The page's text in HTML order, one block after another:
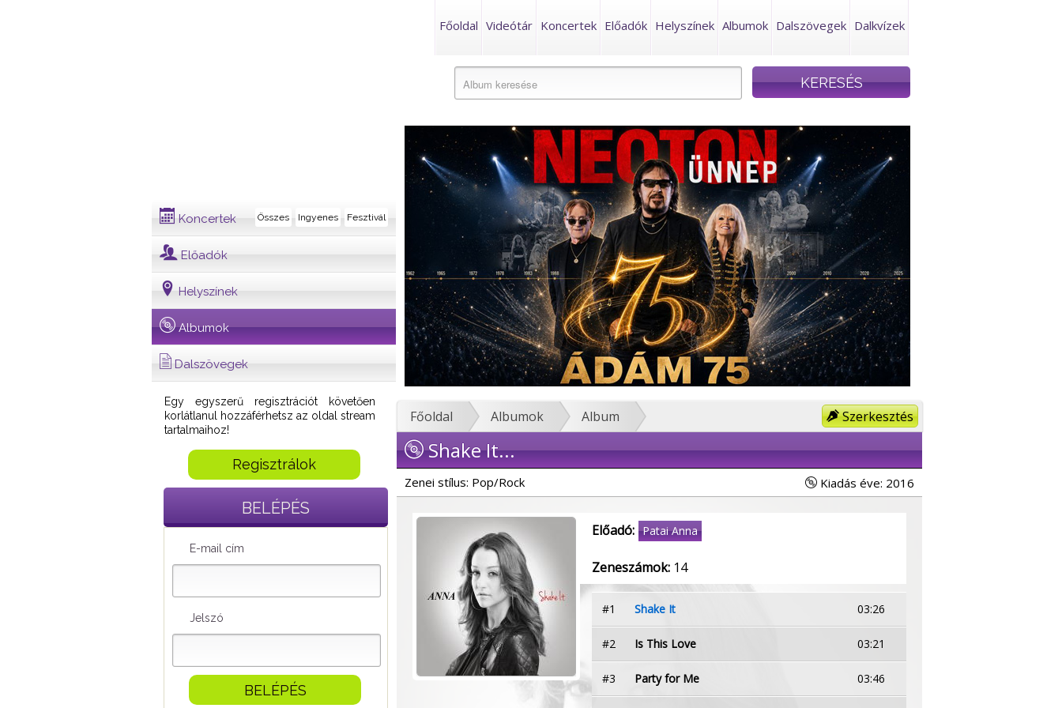
Főoldal Videótár Koncertek Előadók Helyszínek Albumok Dalszövegek Dalkvízek
Koncertek Fesztivál
Ingyenes
Összes
Előadók
Helyszínek
Albumok
Dalszövegek
Egy egyszerű regisztrációt követően
korlátlanul hozzáférhetsz az oldal stream
tartalmaihoz!
Regisztrálok
BELÉPÉS
E-mail cím
Jelszó
Szerkesztés
Főoldal Albumok Album
Shake It...
Zenei stílus: Pop/Rock Kiadás éve: 2016
Előadó: Patai Anna
Zeneszámok: 14
#1 Shake It 03:26
#2 Is This Love 03:21
#3 Party for Me 03:46